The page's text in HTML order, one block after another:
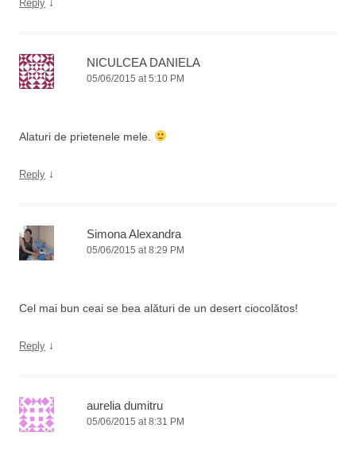
Reply
NICULCEA DANIELA
05/06/2015 at 5:10 PM
Alaturi de prietenele mele.
Reply ↓
Simona Alexandra
05/06/2015 at 8:29 PM
Cel mai bun ceai se bea alături de un desert ciocolătos!
Reply ↓
aurelia dumitru
05/06/2015 at 8:31 PM